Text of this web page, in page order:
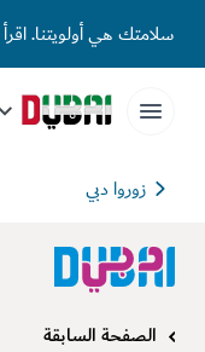
سلامتك هي أولويتنا. اقرأ
زوروا دبي
الصفحة السابقة